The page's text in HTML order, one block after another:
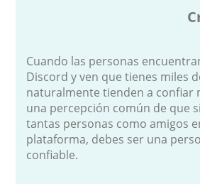
Cuando las personas
Discord y ven que tienes miles
naturalmente tienden a confiar
una percepción común de que
tantas personas como amigos
plataforma, debes ser una
confiable.